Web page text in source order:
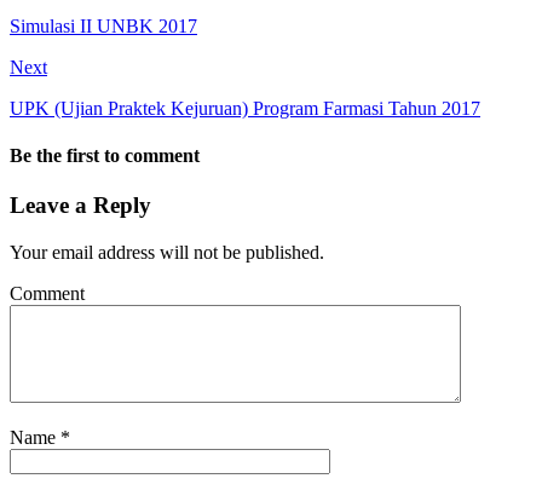
Simulasi II UNBK 2017
Next
UPK (Ujian Praktek Kejuruan) Program Farmasi Tahun 2017
Be the first to comment
Leave a Reply
Your email address will not be published.
Comment
Name *